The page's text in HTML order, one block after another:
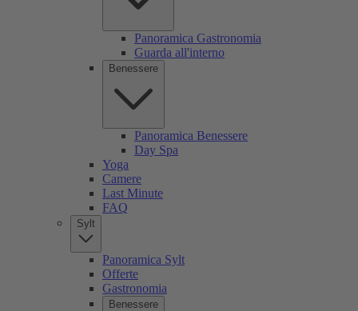
Panoramica Gastronomia
Guarda all'interno
Benessere
Panoramica Benessere
Day Spa
Yoga
Camere
Last Minute
FAQ
Sylt
Panoramica Sylt
Offerte
Gastronomia
Benessere